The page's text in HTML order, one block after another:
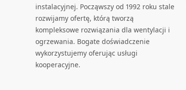
instalacyjnej. Począwszy od 1992 roku stale
rozwijamy ofertę, którą tworzą
kompleksowe rozwiązania dla wentylacji i
ogrzewania. Bogate doświadczenie
wykorzystujemy oferując usługi
kooperacyjne.